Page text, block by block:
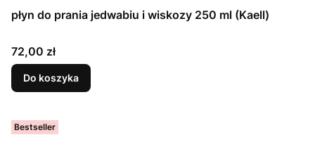
płyn do prania jedwabiu i wiskozy 250 ml (Kaell)
Cena
72,00 zł
Do koszyka
Bestseller